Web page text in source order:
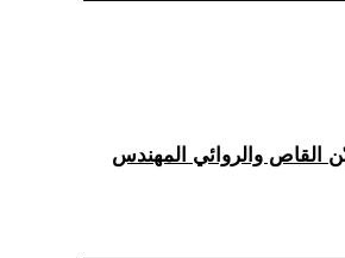
القاص والروائي المهندس